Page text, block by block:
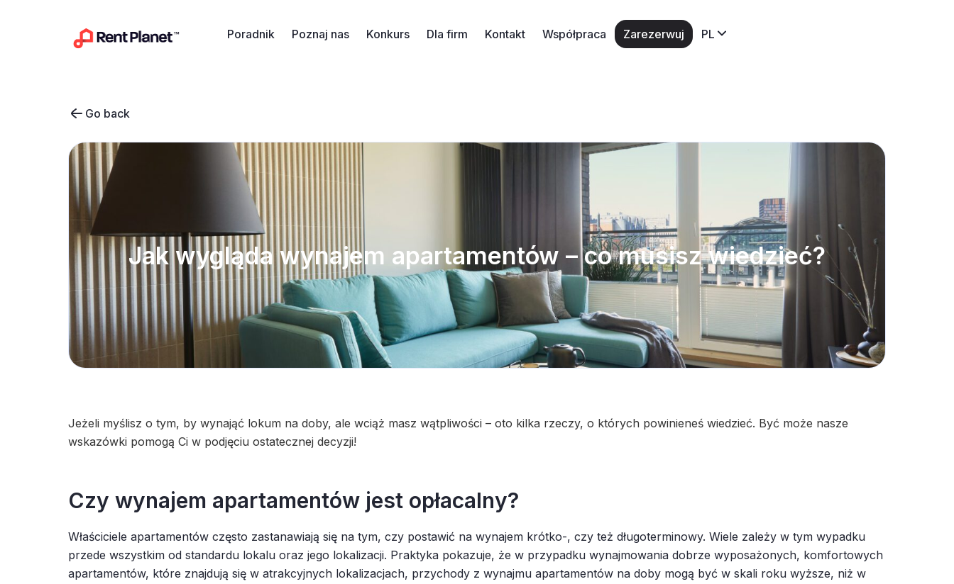
Poradnik
Poznaj nas Konkurs Dla firm Kontakt Współpraca Zarezerwuj PL
Go back
Jak wygląda wynajem apartamentów – co musisz wiedzieć?
Jeżeli myślisz o tym, by wynająć lokum na doby, ale wciąż masz wątpliwości – oto kilka rzeczy, o których powinieneś wiedzieć. Być może nasze
wskazówki pomogą Ci w podjęciu ostatecznej decyzji!
Czy wynajem apartamentów jest opłacalny?
Właściciele apartamentów często zastanawiają się na tym, czy postawić na wynajem krótko-, czy też długoterminowy. Wiele zależy w tym wypadku
przede wszystkim od standardu lokalu oraz jego lokalizacji. Praktyka pokazuje, że w przypadku wynajmowania dobrze wyposażonych, komfortowych
apartamentów, które znajdują się w atrakcyjnych lokalizacjach, przychody z wynajmu apartamentów na doby mogą być w skali roku wyższe, niż w